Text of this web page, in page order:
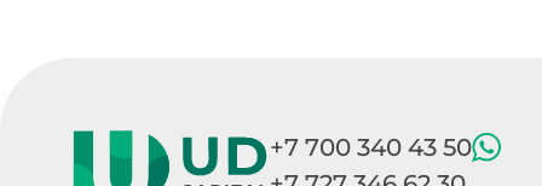
+7 700 340 43 50